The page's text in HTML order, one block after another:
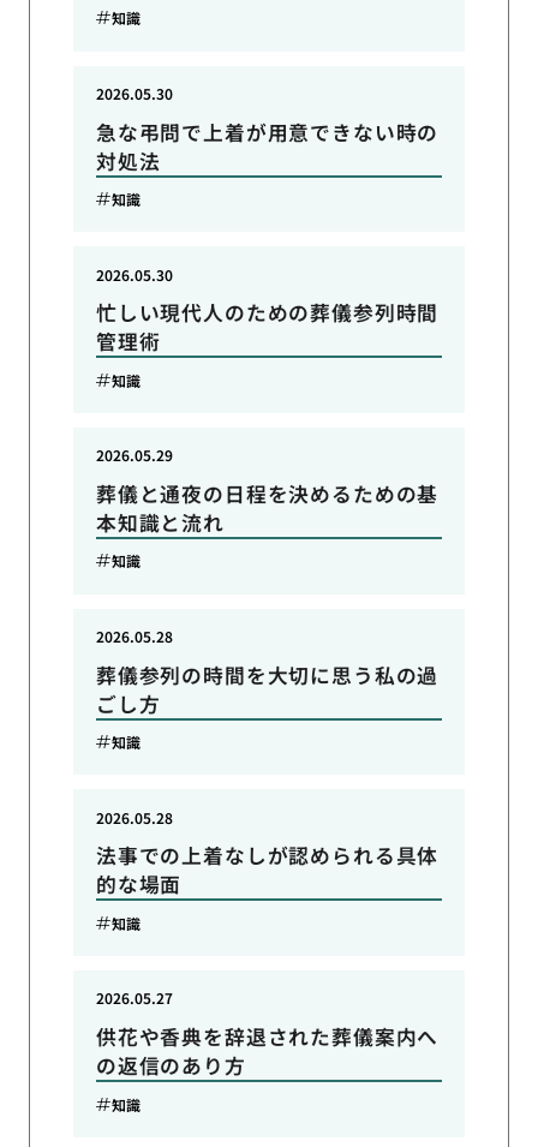
知識
急な弔問で上着が用意できない時の
対処法
2026.05.30
知識
忙しい現代人のための葬儀参列時間
管理術
2026.05.30
知識
葬儀と通夜の日程を決めるための基
本知識と流れ
2026.05.29
知識
葬儀参列の時間を大切に思う私の過
ごし方
2026.05.28
知識
法事での上着なしが認められる具体
的な場面
2026.05.28
知識
供花や香典を辞退された葬儀案内へ
の返信のあり方
2026.05.27
知識